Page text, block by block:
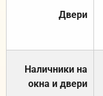
Двери
Наличники на
окна и двери